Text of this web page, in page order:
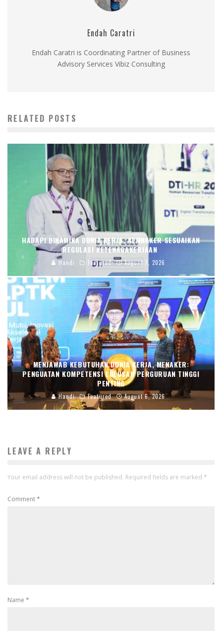
Endah Caratri
Endah Caratri is Coordinating Partner of Business
Advisory Services Vibiz Consulting
RELATED POSTS
HADAPI DINAMIKA DUNIA KERJA, KEMNAKER SESUAIKAN
REGULASI KETENAGAKERJAAN
Handi Featured August 7, 2026
MENJAWAB KEBUTUHAN DUNIA KERJA, MENAKER:
PENGUATAN KOMPETENSI LULUSAN PERGURUAN TINGGI
PENTING
Handi Featured August 6, 2026
LEAVE A REPLY
Your email address will not be published. Required fields are marked *
Comment*
Name *